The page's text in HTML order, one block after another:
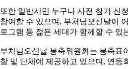
또한 일반시민 누구나 사전 참가 신
참여할 수 있으며, 부처님오신날이
로그램 등 젊은 세대가 함께할 수 있
부처님오신날 봉축위원회는 봉축표
찰 및 단체에 제공하고 있으며, 연등